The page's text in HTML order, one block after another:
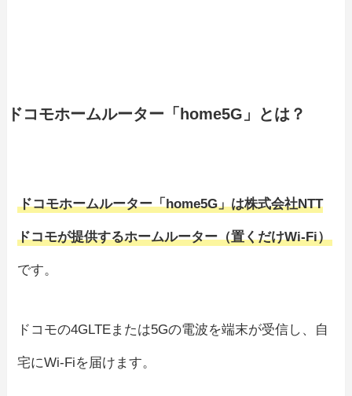
ドコモホームルーター「home5G」とは？
ドコモホームルーター「home5G」は株式会社NTT
ドコモが提供するホームルーター（置くだけWi-Fi）
です。
ドコモの4GLTEまたは5Gの電波を端末が受信し、自
宅にWi-Fiを届けます。